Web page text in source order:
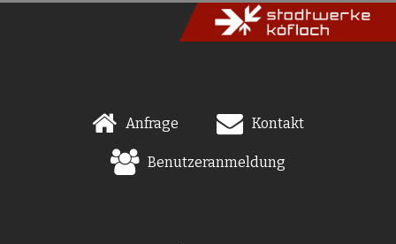
Anfrage Kontakt
Benutzeranmeldung